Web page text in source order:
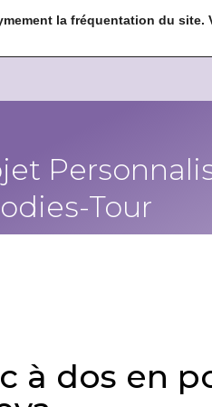
Tour
à dos en
la fréquentation du site.